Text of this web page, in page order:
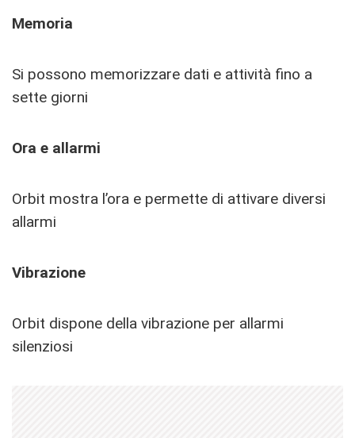
Memoria
Si possono memorizzare dati e attività fino a
sette giorni
Ora e allarmi
Orbit mostra l’ora e permette di attivare diversi
allarmi
Vibrazione
Orbit dispone della vibrazione per allarmi
silenziosi